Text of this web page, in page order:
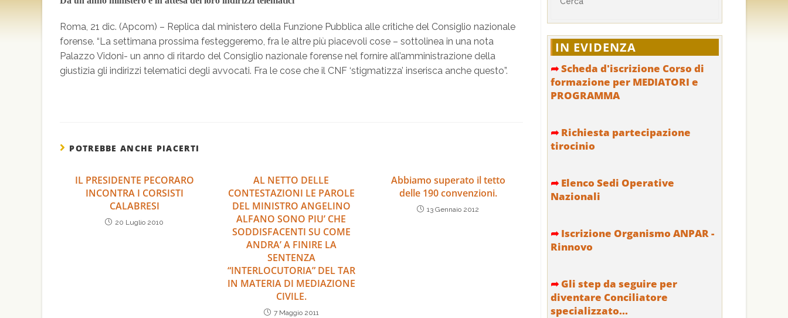
Roma, 21 dic. (Apcom) – Replica dal ministero della Funzione Pubblica alle critiche del Consiglio nazionale
forense. “La settimana prossima festeggeremo, fra le altre più piacevoli cose – sottolinea in una nota
Palazzo Vidoni- un anno di ritardo del Consiglio nazionale forense nel fornire all’amministrazione della
giustizia gli indirizzi telematici degli avvocati. Fra le cose che il CNF ‘stigmatizza’ inserisca anche questo”.
POTREBBE ANCHE PIACERTI
IL PRESIDENTE PECORARO
INCONTRA I CORSISTI
CALABRESI
20 Luglio 2010
AL NETTO DELLE
CONTESTAZIONI LE PAROLE
DEL MINISTRO ANGELINO
ALFANO SONO PIU’ CHE
SODDISFACENTI SU COME
ANDRA’ A FINIRE LA
SENTENZA
“INTERLOCUTORIA” DEL TAR
IN MATERIA DI MEDIAZIONE
CIVILE.
7 Maggio 2011
Abbiamo superato il tetto
delle 190 convenzioni.
13 Gennaio 2012
IN EVIDENZA
➦Scheda d'iscrizione Corso di
formazione per MEDIATORI e
PROGRAMMA
➦Richiesta partecipazione
tirocinio
➦Elenco Sedi Operative
Nazionali
➦Iscrizione Organismo ANPAR -
Rinnovo
➦Gli step da seguire per
diventare Conciliatore
specializzato...